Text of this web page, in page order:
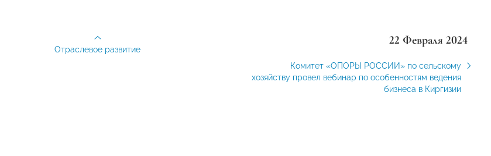
22 Февраля 2024
Комитет «ОПОРЫ РОССИИ» по сельскому
хозяйству провел вебинар по особенностям ведения
бизнеса в Киргизии
Отраслевое развитие